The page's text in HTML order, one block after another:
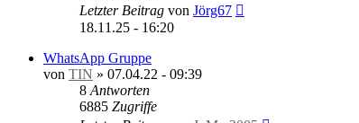
Letzter Beitrag von Jörg67
18.11.25 - 16:20
WhatsApp Gruppe
von TIN » 07.04.22 - 09:39
8 Antworten
6885 Zugriffe